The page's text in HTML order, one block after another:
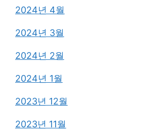
2024년 4월
2024년 3월
2024년 2월
2024년 1월
2023년 12월
2023년 11월